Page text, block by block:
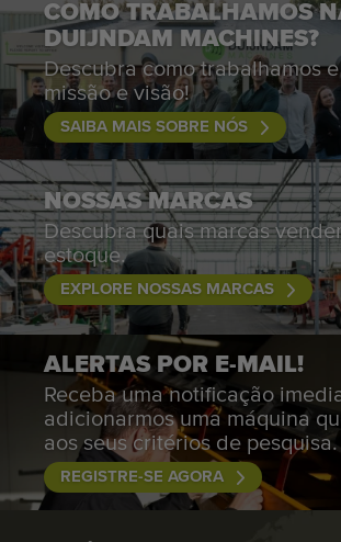
COMO TRABALHAMOS
DUIJNDAM MACHINES?
Descubra como trabalhamos
missão e visão!
SAIBA MAIS SOBRE NÓS
NOSSAS MARCAS
Descubra quais marcas
estoque.
EXPLORE NOSSAS MARCAS
ALERTAS POR E-MAIL!
Receba uma notificação
adicionarmos uma máquina
aos seus critérios de pesquisa.
REGISTRE-SE AGORA